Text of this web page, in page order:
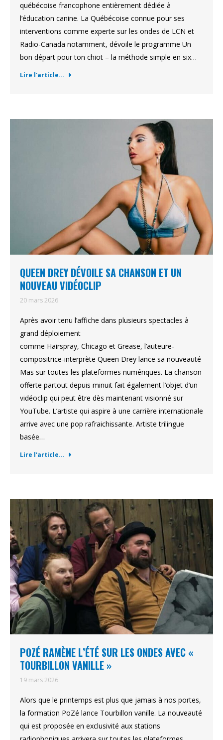
québécoise francophone entièrement dédiée à
l’éducation canine. La Québécoise connue pour ses
interventions comme experte sur les ondes de LCN et
Radio-Canada notamment, dévoile le programme Un
bon départ pour ton chiot – la méthode simple en six…
Lire l'article...
QUEEN DREY DÉVOILE SA CHANSON ET UN
NOUVEAU VIDÉOCLIP
20 mars 2026
Après avoir tenu l’affiche dans plusieurs spectacles à
grand déploiement
comme Hairspray, Chicago et Grease, l’auteure-
compositrice-interprète Queen Drey lance sa nouveauté
Mas sur toutes les plateformes numériques. La chanson
offerte partout depuis minuit fait également l’objet d’un
vidéoclip qui peut être dès maintenant visionné sur
YouTube. L’artiste qui aspire à une carrière internationale
arrive avec une pop rafraichissante. Artiste trilingue
basée…
Lire l'article...
POZÉ RAMÈNE L’ÉTÉ SUR LES ONDES AVEC «
TOURBILLON VANILLE »
19 mars 2026
Alors que le printemps est plus que jamais à nos portes,
la formation PoZé lance Tourbillon vanille. La nouveauté
qui est proposée en exclusivité aux stations